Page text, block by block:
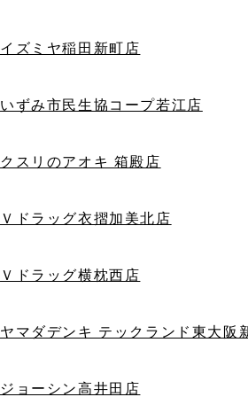
イズミヤ稲田新町店
いずみ市民生協コープ若江店
クスリのアオキ 箱殿店
Ｖドラッグ衣摺加美北店
Ｖドラッグ横枕西店
ヤマダデンキ テックランド東大阪
ジョーシン高井田店